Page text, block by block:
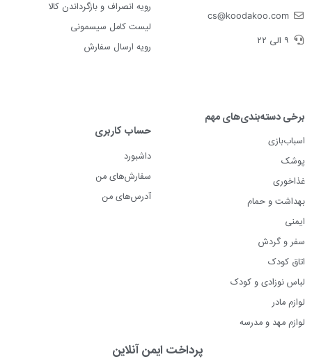
cs@koodakoo.com
۹ الی ۲۲
رویه انصراف و بازگرداندن کالا
لیست کامل سیسمونی
رویه ارسال سفارش
برخی دسته‌بندی‌های مهم
اسباب‌بازی
پوشک
غذاخوری
بهداشت و حمام
ایمنی
سفر و گردش
اتاق کودک
لباس نوزادی و کودک
لوازم مادر
لوازم مهد و مدرسه
حساب کاربری
داشبورد
سفارش‌های من
آدرس‌های من
پرداخت ایمن آنلاین